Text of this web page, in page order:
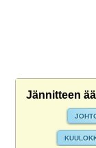
Jännitteen